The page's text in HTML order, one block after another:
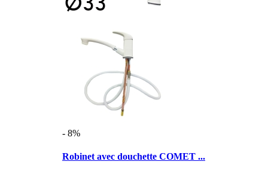
- 8%
Robinet avec douchette COMET ...